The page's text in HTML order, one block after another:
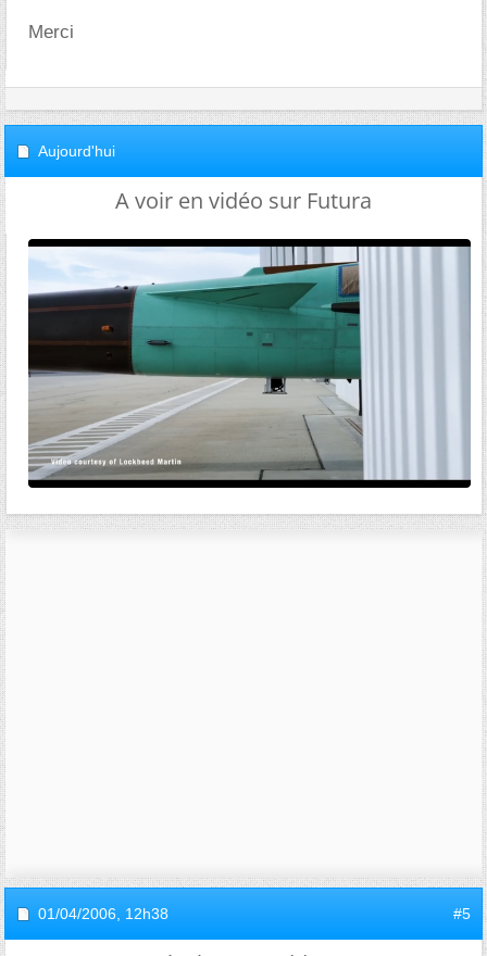
Merci
Aujourd'hui
A voir en vidéo sur Futura
01/04/2006, 12h38 #5